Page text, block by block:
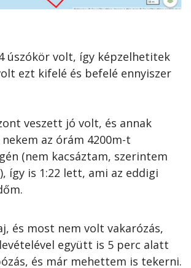
úszókör volt, így képzelhetitek
ezt kifelé és befelé ennyiszer
veszett jó volt, és annak
az órám 4200m-t
(nem kacsáztam, szerintem
így is 1:22 lett, ami az eddigi
és most nem volt vakarózás,
együtt is 5 perc alatt
és már mehettem is tekerni.